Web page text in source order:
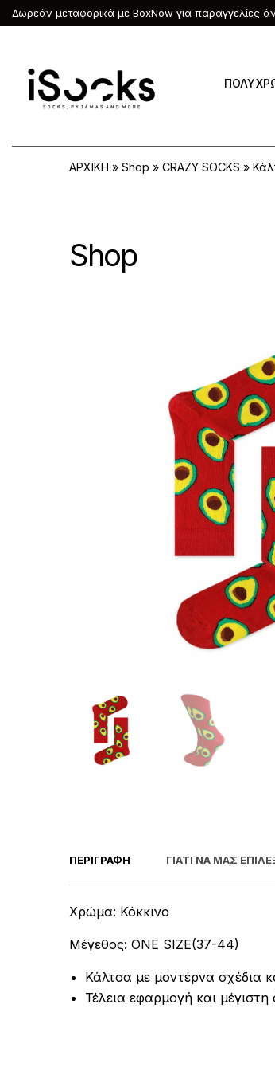
Δωρεάν μεταφορικά με BoxNow για παραγγελίες
ΑΡΧΙΚΗ » Shop » CRAZY SOCKS »
Shop
ΠΕΡΙΓΡΑΦΉ ΓΙΑΤΊ ΝΑ ΜΑΣ
Χρώμα: Κόκκινο
Μέγεθος: ONE SIZE(37-44)
Κάλτσα με μοντέρνα σχέδια
Τέλεια εφαρμογή και